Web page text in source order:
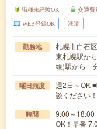
職種未経験OK 交通費
WEB登録OK 派遣
勤務地
札幌市白石区
東札幌駅か
線)駅から---
曜日頻度
週2日～OK
談ください！
時間
9:00～18:00
OK！早番